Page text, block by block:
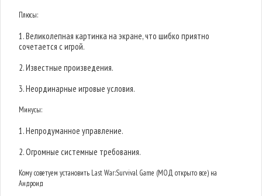
Плюсы:
1. Великолепная картинка на экране, что шибко приятно
сочетается с игрой.
2. Известные произведения.
3. Неординарные игровые условия.
Минусы:
1. Непродуманное управление.
2. Огромные системные требования.
Кому советуем установить Last War:Survival Game (МОД открыто все) на
Андроид